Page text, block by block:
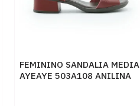
FEMININO SANDALIA MEDIA
AYEAYE 503A108 ANILINA